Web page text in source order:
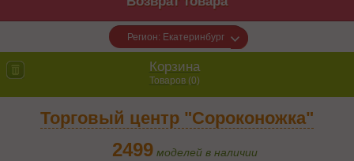
Регион: Екатеринбург
Корзина
Товаров (0)
Торговый центр "Сороконожка"
2499 моделей в наличии